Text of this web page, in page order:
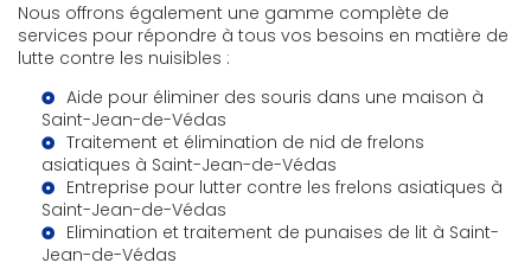
Nous offrons également une gamme complète de
services pour répondre à tous vos besoins en matière de
lutte contre les nuisibles :
Aide pour éliminer des souris dans une maison à
Saint-Jean-de-Védas
Traitement et élimination de nid de frelons
asiatiques à Saint-Jean-de-Védas
Entreprise pour lutter contre les frelons asiatiques à
Saint-Jean-de-Védas
Elimination et traitement de punaises de lit à Saint-
Jean-de-Védas